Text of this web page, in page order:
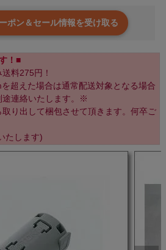
ポン＆セール情報を受け取る
！■
料275円！
超えた場合は通常配送対象となる場合
途連絡いたします。※
り出して梱包させて頂きます。何卒ご
たします)